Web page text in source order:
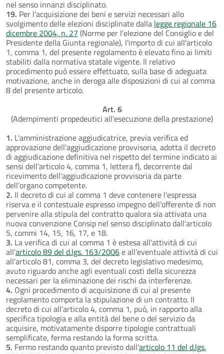
nel senso innanzi disciplinato.
19. Per l'acquisizione dei beni e servizi necessari allo
svolgimento delle elezioni disciplinate dalla legge regionale 16
dicembre 2004, n. 27 (Norme per l'elezione del Consiglio e del
Presidente della Giunta regionale), l'importo di cui all'articolo
1, comma 1, del presente regolamento è elevato fino ai limiti
stabiliti dalla normativa statale vigente. Il relativo
procedimento può essere effettuato, sulla base di adeguata
motivazione, anche in deroga alle disposizioni di cui al comma
8 del presente articolo.
Art. 6
(Adempimenti propedeutici all'esecuzione della prestazione)
1. L'amministrazione aggiudicatrice, previa verifica ed
approvazione dell'aggiudicazione provvisoria, adotta il decreto
di aggiudicazione definitiva nel rispetto del termine indicato ai
sensi dell'articolo 4, comma 1, lettera f), decorrente dal
ricevimento dell'aggiudicazione provvisoria da parte
dell'organo competente.
2. Il decreto di cui al comma 1 deve contenere l'espressa
riserva e il contestuale espresso impegno dell'offerente di non
pervenire alla stipula del contratto qualora sia attivata una
nuova convenzione Consip nel senso disciplinato dall'articolo
5, commi 14, 15, 16, 17, e 18.
3. La verifica di cui al comma 1 è estesa all'attività di cui
all'articolo 89 del d.lgs. 163/2006e all'eventuale attività di cui
all'articolo 81, comma 3, del decreto legislativo medesimo,
avuto riguardo anche agli eventuali costi della sicurezza
necessari per la eliminazione dei rischi da interferenze.
4. Ogni procedimento di acquisizione di cui al presente
regolamento comporta la stipulazione di un contratto. Il
decreto di cui all'articolo 4, comma 1, può, in rapporto alla
specifica tipologia e alla entità del bene o del servizio da
acquisire, motivatamente disporre tipologie contrattuali
semplificate, ferma restando la forma scritta.
5. Fermo restando quanto previsto dall'articolo 11 del d.lgs.